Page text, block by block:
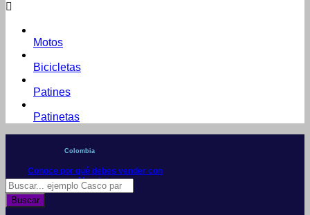
Motos
Bicicletas
Patines
Patinetas
Colombia
Conoce por qué debes vender con
Mercleta
Búsqueda
de
productos
Buscar